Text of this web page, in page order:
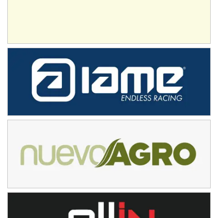
KDO - F6
Ciudad de Trenque Lauquen (Asfalto)
Trenque Lauquen (Buenos Aires)
ENTRERRIANO - F6 (POSTERGADA)
Parque de la Velocidad (Asfalto)
PATAGONICO - F6